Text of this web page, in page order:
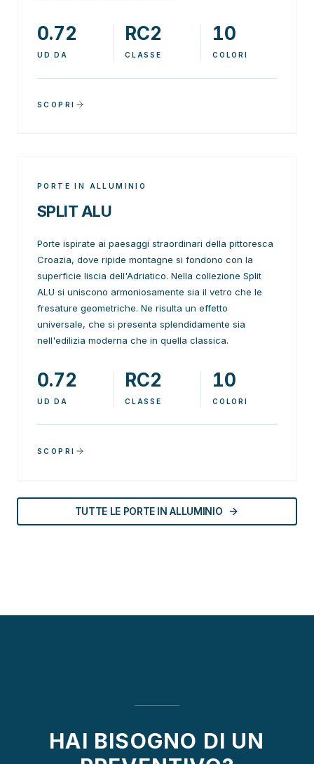
0.72
UD DA
RC2
CLASSE
10
COLORI
SCOPRI
PORTE IN ALLUMINIO
SPLIT ALU
Porte ispirate ai paesaggi straordinari della pittoresca
Croazia, dove ripide montagne si fondono con la
superficie liscia dell'Adriatico. Nella collezione Split
ALU si uniscono armoniosamente sia il vetro che le
fresature geometriche. Ne risulta un effetto
universale, che si presenta splendidamente sia
nell'edilizia moderna che in quella classica.
0.72
UD DA
RC2
CLASSE
10
COLORI
SCOPRI
TUTTE LE PORTE IN ALLUMINIO
HAI BISOGNO DI UN